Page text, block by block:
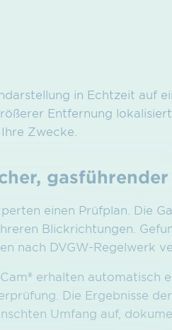
in Echtzeit auf
Entfernung
Zwecke.
gasführender
einen Prüfplan. Die
Blickrichtungen.
nach DVGW-Regelwerk
erhalten automatisch
Die Ergebnisse der
Umfang auf,